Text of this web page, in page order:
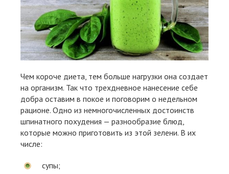
Чем короче диета, тем больше нагрузки она создает
на организм. Так что трехдневное нанесение себе
добра оставим в покое и поговорим о недельном
рационе. Одно из немногочисленных достоинств
шпинатного похудения — разнообразие блюд,
которые можно приготовить из этой зелени. В их
числе:
супы;